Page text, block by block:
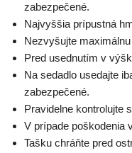
zabezpečené.
Najvyššia prípustná
Nezvyšujte
Pred usednutím v
Na sedadlo usedajte
zabezpečené.
Pravidelne kontrolujte
V prípade poškodenia
Tašku chráňte pred